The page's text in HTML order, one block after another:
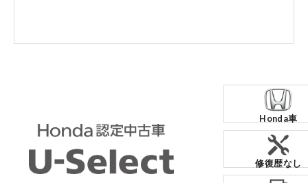
コーポレートサイト
点検・整備のご予約
Honda車
修復歴なし